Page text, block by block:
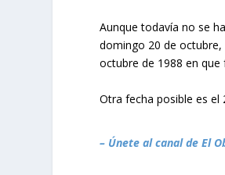
Aunque todavía no se
domingo 20 de
octubre de 1988 en
Otra fecha posible es el
– Únete al canal de El